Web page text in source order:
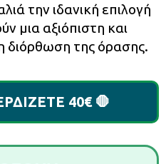
την ιδανική επιλογή
μια αξιόπιστη και
διόρθωση της όρασης.
40€ 🛑